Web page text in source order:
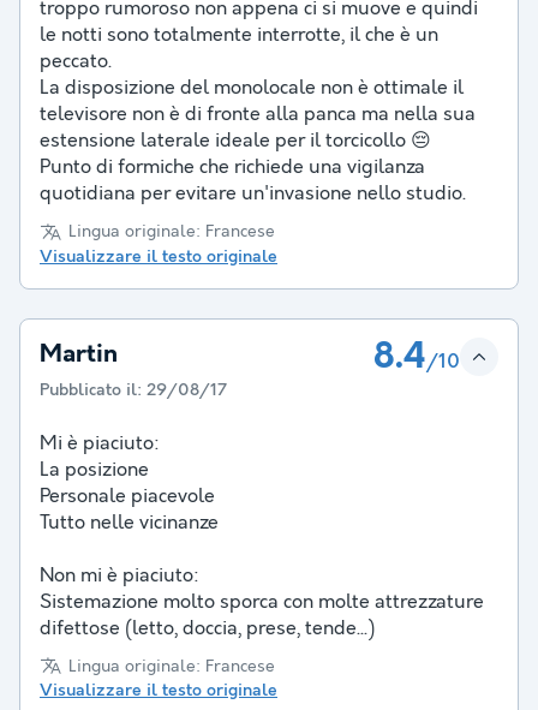
troppo rumoroso non appena ci si muove e quindi
le notti sono totalmente interrotte, il che è un
peccato.
La disposizione del monolocale non è ottimale il
televisore non è di fronte alla panca ma nella sua
estensione laterale ideale per il torcicollo 😔
Punto di formiche che richiede una vigilanza
quotidiana per evitare un'invasione nello studio.
Lingua originale: Francese
Visualizzare il testo originale
Martin 8.4/10
Pubblicato il: 29/08/17
Mi è piaciuto:
La posizione
Personale piacevole
Tutto nelle vicinanze
Non mi è piaciuto:
Sistemazione molto sporca con molte attrezzature
difettose (letto, doccia, prese, tende...)
Lingua originale: Francese
Visualizzare il testo originale